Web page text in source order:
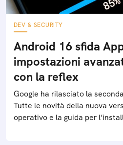
DEV & SECURITY
Android 16 sfida
impostazioni
con la reflex
Google ha rilasciato la
Tutte le novità della nuova
operativo e la guida per